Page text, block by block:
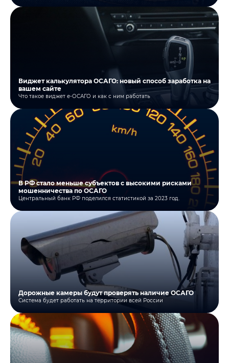
Виджет калькулятора ОСАГО: новый способ заработка на
вашем сайте
Что такое виджет е-ОСАГО и как с ним работать
В РФ стало меньше субъектов с высокими рисками
мошенничества по ОСАГО
Центральный банк РФ поделился статистикой за 2023 год.
Дорожные камеры будут проверять наличие ОСАГО
Система будет работать на территории всей России